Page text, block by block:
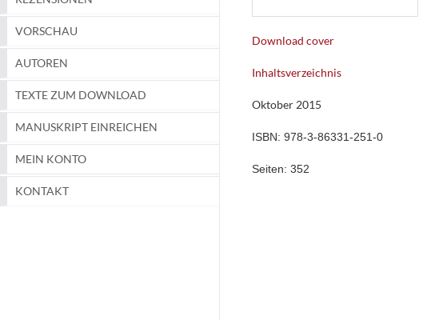
VORSCHAU
AUTOREN
TEXTE ZUM DOWNLOAD
MANUSKRIPT EINREICHEN
MEIN KONTO
KONTAKT
Download cover
Inhaltsverzeichnis
Oktober 2015
ISBN: 978-3-86331-251-0
Seiten: 352